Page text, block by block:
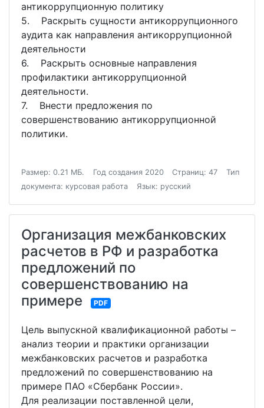
антикоррупционную политику
5. Раскрыть сущности антикоррупционного
аудита как направления антикоррупционной
деятельности
6. Раскрыть основные направления
профилактики антикоррупционной
деятельности.
7. Внести предложения по
совершенствованию антикоррупционной
политики.
Размер: 0.21 МБ. Год создания 2020 Страниц: 47
Тип
документа: курсовая работа
Язык: русский
Организация межбанковских
расчетов в РФ и разработка
предложений по
совершенствованию на
примере
PDF
Цель выпускной квалификационной работы –
анализ теории и практики организации
межбанковских расчетов и разработка
предложений по совершенствованию на
примере ПАО «Сбербанк России».
Для реализации поставленной цели,